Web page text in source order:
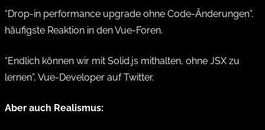
“Drop-in performance upgrade ohne Code-Änderungen”,
häufigste Reaktion in den Vue-Foren.
“Endlich können wir mit Solid.js mithalten, ohne JSX zu
lernen”, Vue-Developer auf Twitter.
Aber auch Realismus: